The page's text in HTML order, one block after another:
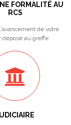
FORMALITÉ AU
RCS
de votre
déposé au greffe